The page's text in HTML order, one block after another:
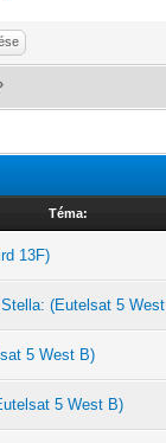
Téma:
13F)
(Eutelsat 5
5 West B)
5 West B)